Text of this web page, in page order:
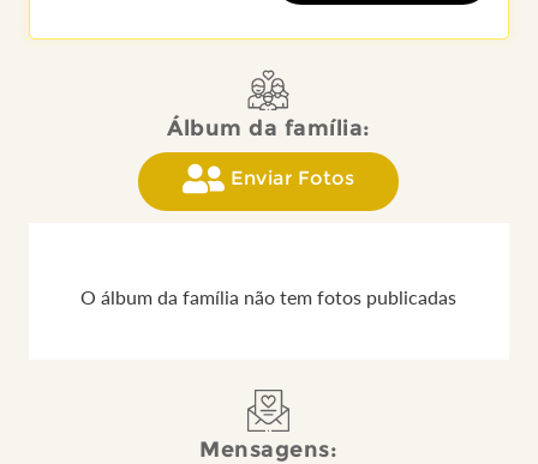
Álbum da família:
Enviar Fotos
O álbum da família não tem fotos publicadas
Mensagens: